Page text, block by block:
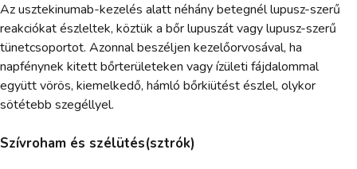
Az usztekinumab-kezelés alatt néhány betegnél lupusz-szerű
reakciókat észleltek, köztük a bőr lupuszát vagy lupusz-szerű
tünetcsoportot. Azonnal beszéljen kezelőorvosával, ha
napfénynek kitett bőrterületeken vagy ízületi fájdalommal
együtt vörös, kiemelkedő, hámló bőrkiütést észlel, olykor
sötétebb szegéllyel.
Szívroham és szélütés(sztrók)